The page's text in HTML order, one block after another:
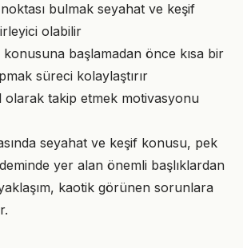
bulmak seyahat ve keşif
olabilir
başlamadan önce kısa bir
süreci kolaylaştırır
olarak takip etmek motivasyonu
seyahat ve keşif konusu, pek
yer alan önemli başlıklardan
kaotik görünen sorunlara